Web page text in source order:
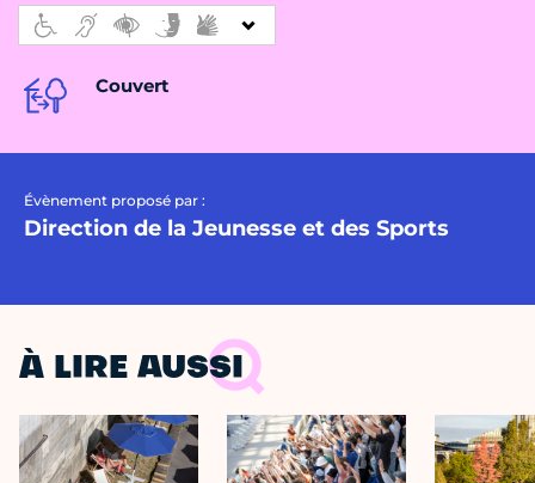
Couvert
Évènement proposé par :
Direction de la Jeunesse et des Sports
À LIRE AUSSI